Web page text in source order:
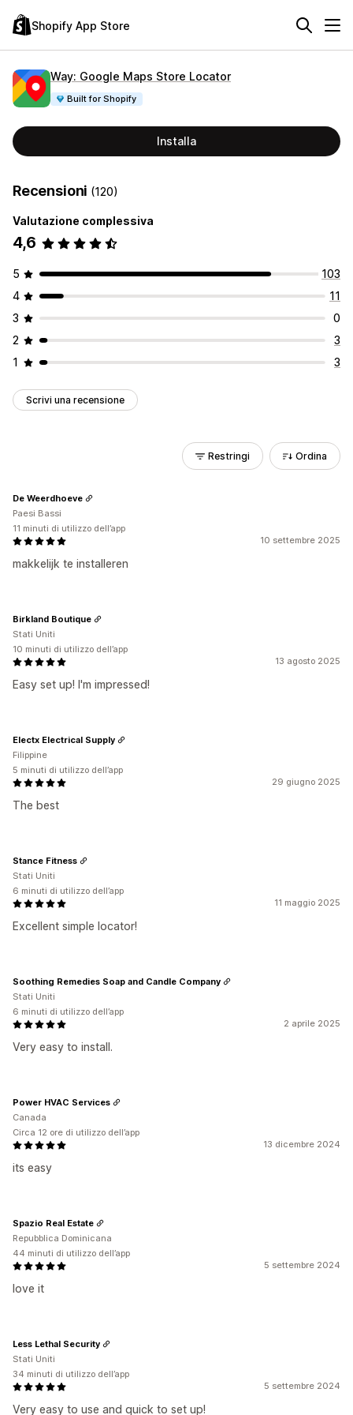
Shopify App Store
Way: Google Maps Store Locator
Built for Shopify
Installa
Recensioni (120)
Valutazione complessiva
4,6
5
103
4
11
3
0
2
3
1
3
Scrivi una recensione
Restringi Ordina
10 settembre 2025
makkelijk te installeren
De Weerdhoeve
Paesi Bassi
11 minuti di utilizzo dell’app
13 agosto 2025
Easy set up! I'm impressed!
Birkland Boutique
Stati Uniti
10 minuti di utilizzo dell’app
29 giugno 2025
The best
Electx Electrical Supply
Filippine
5 minuti di utilizzo dell’app
11 maggio 2025
Excellent simple locator!
Stance Fitness
Stati Uniti
6 minuti di utilizzo dell’app
2 aprile 2025
Very easy to install.
Soothing Remedies Soap and Candle Company
Stati Uniti
6 minuti di utilizzo dell’app
13 dicembre 2024
its easy
Power HVAC Services
Canada
Circa 12 ore di utilizzo dell’app
5 settembre 2024
love it
Spazio Real Estate
Repubblica Dominicana
44 minuti di utilizzo dell’app
5 settembre 2024
Very easy to use and quick to set up!
Less Lethal Security
Stati Uniti
34 minuti di utilizzo dell’app